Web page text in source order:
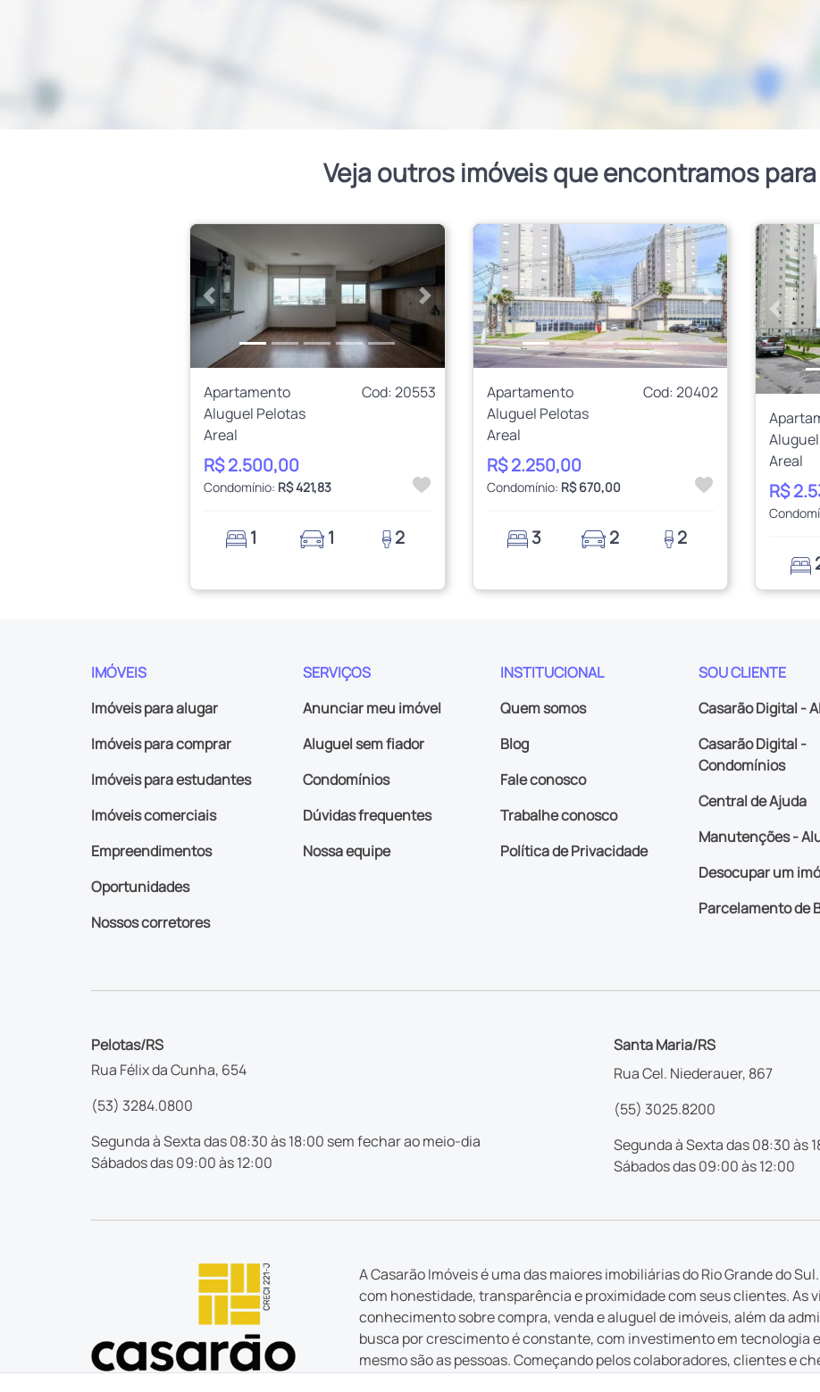
Veja outros imóveis que encontramos
Anterior Próximo
Apartamento
Cod: 20553
Aluguel Pelotas
Areal
R$ 2.500,00
Condomínio: R$ 421,83
1 1 2
Anterior Próximo
Apartamento
Cod: 20402
Aluguel Pelotas
Areal
R$ 2.250,00
Condomínio: R$ 670,00
3 2 2
Areal
R$
IMÓVEIS
Imóveis para alugar
Imóveis para comprar
Imóveis para estudantes
Imóveis comerciais
Empreendimentos
Oportunidades
Nossos corretores
SERVIÇOS
Anunciar meu imóvel
Aluguel sem fiador
Condomínios
Dúvidas frequentes
Nossa equipe
INSTITUCIONAL
Quem somos
Blog
Fale conosco
Trabalhe conosco
Política de Privacidade
SOU CLIENTE
Casarão Digital -
Casarão Digital -
Condomínios
Central de Ajuda
Manutenções -
Desocupar um
Parcelamento de
Pelotas/RS
Rua Félix da Cunha, 654
(53) 3284.0800
Segunda à Sexta das 08:30 às 18:00 sem fechar ao meio-dia
Sábados das 09:00 às 12:00
Santa Maria/RS
Rua Cel. Niederauer, 867
(55) 3025.8200
Segunda à Sexta das 08:30 às
Sábados das 09:00 às 12:00
A Casarão Imóveis é uma das maiores imobiliárias do Rio Grande do
com honestidade, transparência e proximidade com seus clientes. As
conhecimento sobre compra, venda e aluguel de imóveis, além da
busca por crescimento é constante, com investimento em tecnologia
mesmo são as pessoas. Começando pelos colaboradores, clientes e